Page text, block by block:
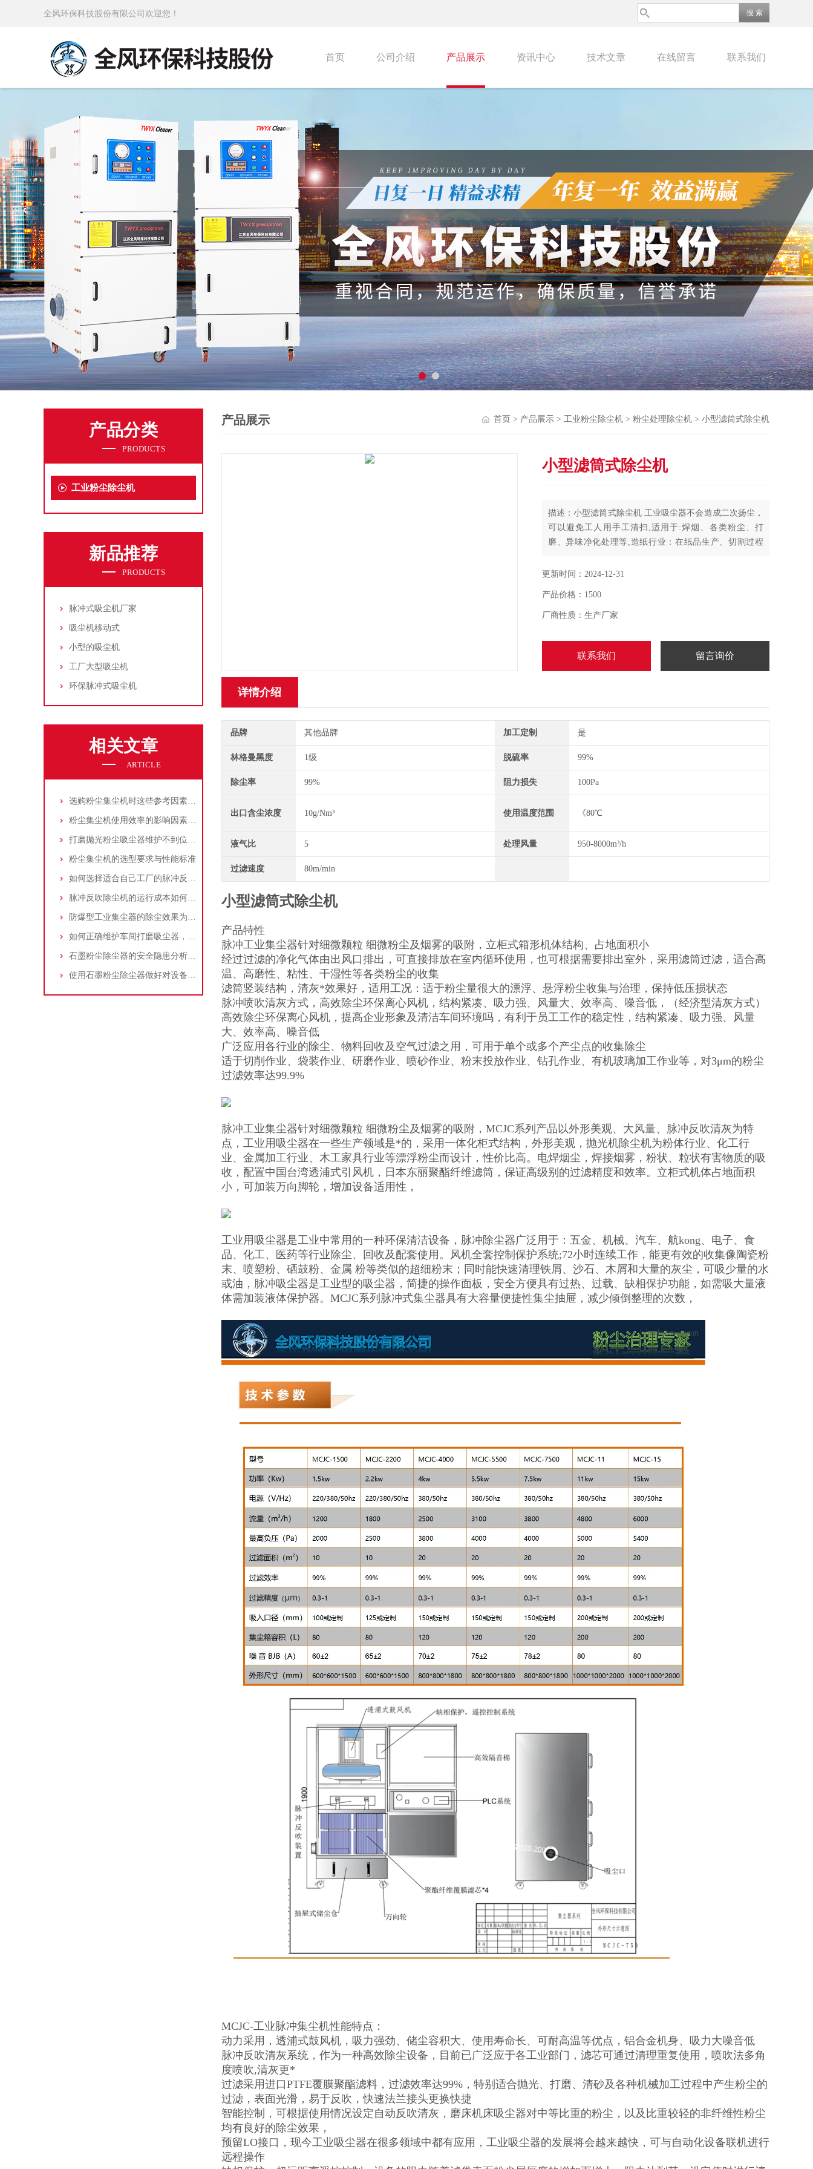
全风环保科技股份有限公司欢迎您！
首页 公司介绍 产品展示 资讯中心 技术文章 在线留言 联系我们
产品分类
PRODUCTS
工业粉尘除尘机
新品推荐
PRODUCTS
脉冲式吸尘机厂家
吸尘机移动式
小型的吸尘机
工厂大型吸尘机
环保脉冲式吸尘机
相关文章
ARTICLE
选购粉尘集尘机时这些参考因素很重要！
粉尘集尘机使用效率的影响因素及改进措施
打磨抛光粉尘吸尘器维护不到位，那是你没有注意这些而已！
粉尘集尘机的选型要求与性能标准
如何选择适合自己工厂的脉冲反吹工业集尘器
脉冲反吹除尘机的运行成本如何控制和优化？
防爆型工业集尘器的除尘效果为何不佳？
如何正确维护车间打磨吸尘器，延长使用寿命
石墨粉尘除尘器的安全隐患分析及应对措施
使用石墨粉尘除尘器做好对设备的维护十分重要
产品展示 首页 > 产品展示 > 工业粉尘除尘机 > 粉尘处理除尘机 > 小型滤筒式除尘机
小型滤筒式除尘机
描述：小型滤筒式除尘机 工业吸尘器不会造成二次扬尘，
可以避免工人用手工清扫,适用于:焊烟、各类粉尘、打
磨、异味净化处理等,造纸行业：在纸品生产、切割过程
更新时间：2024-12-31
产品价格：1500
厂商性质：生产厂家
联系我们 留言询价
详情介绍
品牌 其他品牌 加工定制 是
林格曼黑度 1级 脱硫率 99%
除尘率 99% 阻力损失 100Pa
出口含尘浓度 10g/Nm³ 使用温度范围 《80℃
液气比 5 处理风量 950-8000m³/h
过滤速度 80m/min
小型滤筒式除尘机
产品特性
脉冲工业集尘器针对细微颗粒 细微粉尘及烟雾的吸附，立柜式箱形机体结构、占地面积小
经过过滤的净化气体由出风口排出，可直接排放在室内循环使用，也可根据需要排出室外，采用滤筒过滤，适合高
温、高磨性、粘性、干湿性等各类粉尘的收集
滤筒竖装结构，清灰*效果好，适用工况：适于粉尘量很大的漂浮、悬浮粉尘收集与治理，保持低压损状态
脉冲喷吹清灰方式，高效除尘环保离心风机，结构紧凑、吸力强、风量大、效率高、噪音低，（经济型清灰方式）
高效除尘环保离心风机，提高企业形象及清洁车间环境吗，有利于员工工作的稳定性，结构紧凑、吸力强、风量
大、效率高、噪音低
广泛应用各行业的除尘、物料回收及空气过滤之用，可用于单个或多个产尘点的收集除尘
适于切削作业、袋装作业、研磨作业、喷砂作业、粉末投放作业、钻孔作业、有机玻璃加工作业等，对3μm的粉尘
过滤效率达99.9%
脉冲工业集尘器针对细微颗粒 细微粉尘及烟雾的吸附，MCJC系列产品以外形美观、大风量、脉冲反吹清灰为特
点，工业用吸尘器在一些生产领域是*的，采用一体化柜式结构，外形美观，抛光机除尘机为粉体行业、化工行
业、金属加工行业、木工家具行业等漂浮粉尘而设计，性价比高。电焊烟尘，焊接烟雾，粉状、粒状有害物质的吸
收，配置中国台湾透浦式引风机，日本东丽聚酯纤维滤筒，保证高级别的过滤精度和效率。立柜式机体占地面积
小，可加装万向脚轮，增加设备适用性，
工业用吸尘器是工业中常用的一种环保清洁设备，脉冲除尘器广泛用于：五金、机械、汽车、航kong、电子、食
品、化工、医药等行业除尘、回收及配套使用。风机全套控制保护系统;72小时连续工作，能更有效的收集像陶瓷粉
末、喷塑粉、硒鼓粉、金属 粉等类似的超细粉末；同时能快速清理铁屑、沙石、木屑和大量的灰尘，可吸少量的水
或油，脉冲吸尘器是工业型的吸尘器，简捷的操作面板，安全方便具有过热、过载、缺相保护功能，如需吸大量液
体需加装液体保护器。MCJC系列脉冲式集尘器具有大容量便捷性集尘抽屉，减少倾倒整理的次数，
MCJC-工业脉冲集尘机性能特点：
动力采用，透浦式鼓风机，吸力强劲、储尘容积大、使用寿命长、可耐高温等优点，铝合金机身、吸力大噪音低
脉冲反吹清灰系统，作为一种高效除尘设备，目前已广泛应于各工业部门，滤芯可通过清理重复使用，喷吹法多角
度喷吹,清灰更*
过滤采用进口PTFE覆膜聚酯滤料，过滤效率达99%，特别适合抛光、打磨、清砂及各种机械加工过程中产生粉尘的
过滤，表面光滑，易于反吹，快速法兰接头更换快捷
智能控制，可根据使用情况设定自动反吹清灰，磨床机床吸尘器对中等比重的粉尘，以及比重较轻的非纤维性粉尘
均有良好的除尘效果，
预留LO接口，现今工业吸尘器在很多领域中都有应用，工业吸尘器的发展将会越来越快，可与自动化设备联机进行
远程操作